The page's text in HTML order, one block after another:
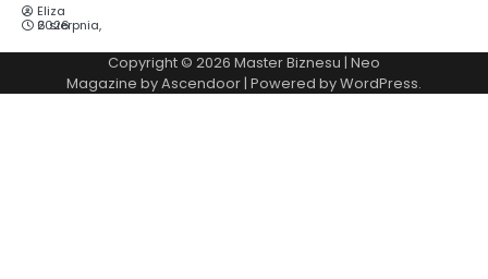
Eliza
6 sierpnia, 2026
Copyright © 2026 Master Biznesu | Neo
Magazine byAscendoor | Powered byWordPress.